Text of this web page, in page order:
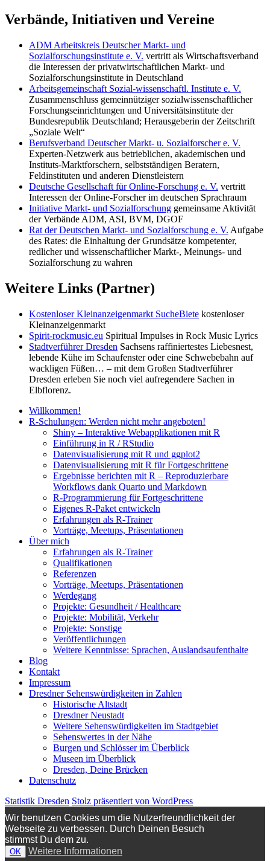
Verbände, Initiativen und Vereine
ADM Arbeitskreis Deutscher Markt- und
Sozialforschungsinstitute e. V. vertritt als Wirtschaftsverband
die Interessen der privatwirtschaftlichen Markt- und
Sozialforschungsinstitute in Deutschland
Arbeitsgemeinschaft Sozial-wissenschaftl. Institute e. V.
Zusammenschluss gemeinnütziger sozialwissenschaftlicher
Forschungseinrichtungen und Universitätsinstitute der
Bundesrepublik Deutschland; Herausgeberin der Zeitschrift
„Soziale Welt“
Berufsverband Deutscher Markt- u. Sozialforscher e. V.
Experten-Netzwerk aus betrieblichen, akademischen und
Instituts-Marktforschern, selbstständigen Beratern,
Feldinstituten und anderen Dienstleistern
Deutsche Gesellschaft für Online-Forschung e. V. vertritt
Interessen der Online-Forscher im deutschen Sprachraum
Initiative Markt- und Sozialforschung gemeinsame Aktivität
der Verbände ADM, ASI, BVM, DGOF
Rat der Deutschen Markt- und Sozialforschung e. V. Aufgabe
des Rates: die Einhaltung der Grundsätze kompetenter,
redlicher und wissenschaftlicher Markt-, Meinungs- und
Sozialforschung zu wahren
Weitere Links (Partner)
Kostenloser Kleinanzeigenmarkt SucheBiete kostenloser
Kleinanzeigenmarkt
Spirit-rockmusic.eu Spiritual Impulses in Rock Music Lyrics
Stadtverführer Dresden Sachsens raffiniertestes Liebesnest,
lebende Kühe im Schaufenster oder eine Schwebebahn auf
wackligen Füßen… – mit dem Großen Stadtverführer
Dresden erleben Sie noch viel aufregendere Sachen in
Elbflorenz.
Willkommen!
R-Schulungen: Werden nicht mehr angeboten!
Shiny – Interaktive Webapplikationen mit R
Einführung in R / RStudio
Datenvisualisierung mit R und ggplot2
Datenvisualisierung mit R für Fortgeschrittene
Ergebnisse berichten mit R – Reproduzierbare
Workflows dank Quarto und Markdown
R-Programmierung für Fortgeschrittene
Eigenes R-Paket entwickeln
Erfahrungen als R-Trainer
Vorträge, Meetups, Präsentationen
Über mich
Erfahrungen als R-Trainer
Qualifikationen
Referenzen
Vorträge, Meetups, Präsentationen
Werdegang
Projekte: Gesundheit / Healthcare
Projekte: Mobilität, Verkehr
Projekte: Sonstige
Veröffentlichungen
Weitere Kenntnisse: Sprachen, Auslandsaufenthalte
Blog
Kontakt
Impressum
Dresdner Sehenswürdigkeiten in Zahlen
Historische Altstadt
Dresdner Neustadt
Weitere Sehenswürdigkeiten im Stadtgebiet
Sehenswertes in der Nähe
Burgen und Schlösser im Überblick
Museen im Überblick
Dresden, Deine Brücken
Datenschutz
Statistik Dresden Stolz präsentiert von WordPress
Wir benutzen Cookies um die Nutzerfreundlichkeit der
Webseite zu verbessen. Durch Deinen Besuch
stimmst Du dem zu.
OK Weitere Informationen